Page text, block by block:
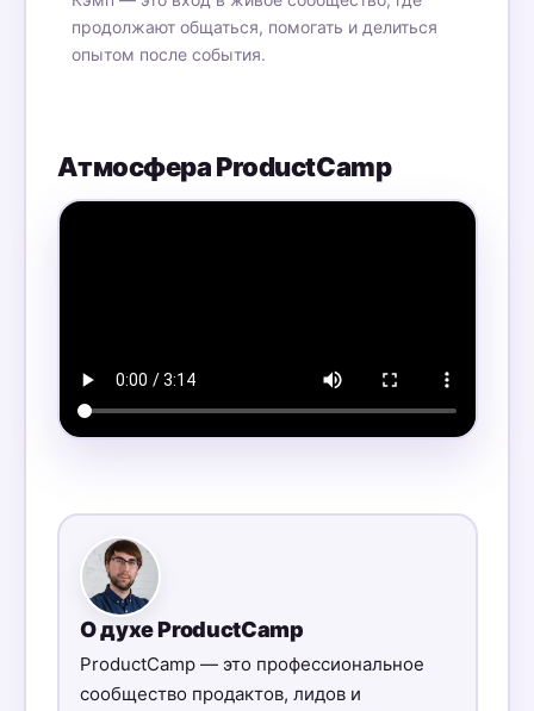
продолжают общаться, помогать и делиться
опытом после события.
Атмосфера ProductCamp
О духе ProductCamp
ProductCamp — это профессиональное
сообщество продактов, лидов и